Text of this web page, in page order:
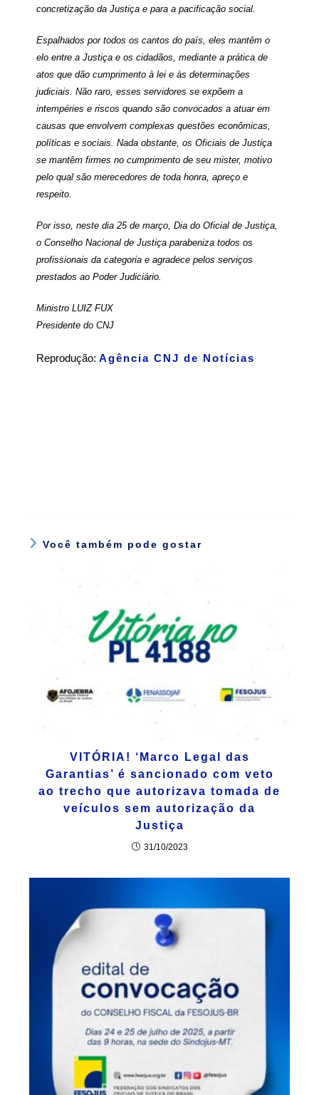
concretização da Justiça e para a pacificação social.
Espalhados por todos os cantos do país, eles mantêm o
elo entre a Justiça e os cidadãos, mediante a prática de
atos que dão cumprimento à lei e às determinações
judiciais. Não raro, esses servidores se expõem a
intempéries e riscos quando são convocados a atuar em
causas que envolvem complexas questões econômicas,
políticas e sociais. Nada obstante, os Oficiais de Justiça
se mantêm firmes no cumprimento de seu mister, motivo
pelo qual são merecedores de toda honra, apreço e
respeito.
Por isso, neste dia 25 de março, Dia do Oficial de Justiça,
o Conselho Nacional de Justiça parabeniza todos os
profissionais da categoria e agradece pelos serviços
prestados ao Poder Judiciário.
Ministro LUIZ FUX
Presidente do CNJ
Reprodução:Agência CNJ de Notícias
Você também pode gostar
VITÓRIA! ‘Marco Legal das
Garantias’ é sancionado com veto
ao trecho que autorizava tomada de
veículos sem autorização da
Justiça
31/10/2023